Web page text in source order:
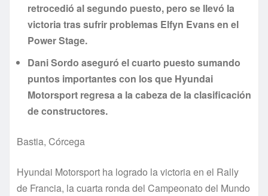
retrocedió al segundo puesto, pero se llevó la
victoria tras sufrir problemas Elfyn Evans en el
Power Stage.
Dani Sordo aseguró el cuarto puesto sumando
puntos importantes con los que Hyundai
Motorsport regresa a la cabeza de la clasificación
de constructores.
Bastia, Córcega
Hyundai Motorsport ha logrado la victoria en el Rally
de Francia, la cuarta ronda del Campeonato del Mundo